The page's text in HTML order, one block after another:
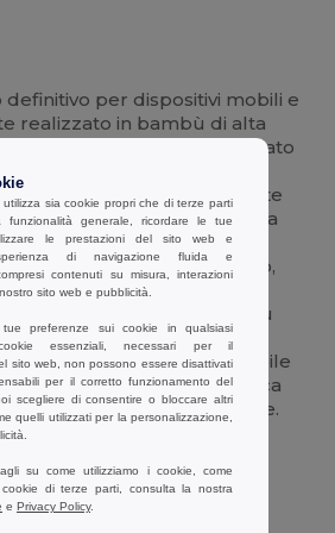
per dispositivi mobili e
realizzato in bambù di alta
accessorio è progettato
comodità e funzionalità,
a qualsiasi ambiente
Grazie alla sua struttura
pensato per garantire la
potrai goderti video,
sul web senza
finitura naturale del bambù
un tocco di eleganza, ma
scelta ecologica e sostenibile
lavoro. Perfetto per chi cerca
senza rinunciare allo stile.
sia cookie propri che di terze parti
funzionalità generale, ricordare le tue
le prestazioni del sito web e
di navigazione fluida e
contenuti su misura, interazioni
sito web e pubblicità.
preferenze sui cookie in qualsiasi
essenziali, necessari per il
sito web, non possono essere disattivati
per il corretto funzionamento del
scegliere di consentire o bloccare altri
quelli utilizzati per la personalizzazione,
su come utilizziamo i cookie, come
di terze parti, consulta la nostra
e Privacy Policy.